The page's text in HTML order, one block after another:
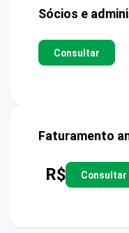
Sócios e
Consultar
Faturamento
R$ Consultar